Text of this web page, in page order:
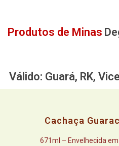
Produtos de Minas
Válido: Guará, RK,
Cachaça
671ml – Envelhecida